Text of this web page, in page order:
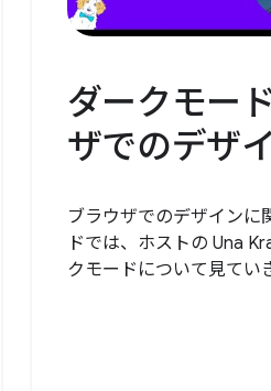
ダークモー
ザでのデザ
ブラウザでのデザインに
ドでは、ホストの Una
クモードについて見てい